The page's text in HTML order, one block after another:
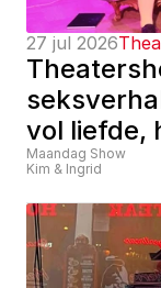
27 jul 2026
vol liefde,
Maandag Show
Kim & Ingrid